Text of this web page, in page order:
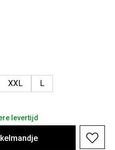
XXL L
levertijd